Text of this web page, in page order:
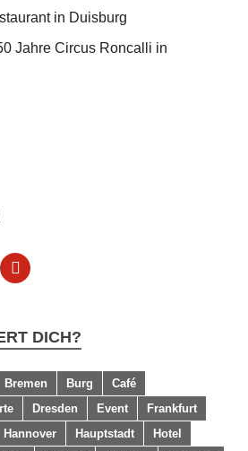
in Duisburg
Jahre Circus Roncalli in
DICH?
Bremen Burg
Café
Dresden Event
Frankfurt
Hannover Hauptstadt
Hotel